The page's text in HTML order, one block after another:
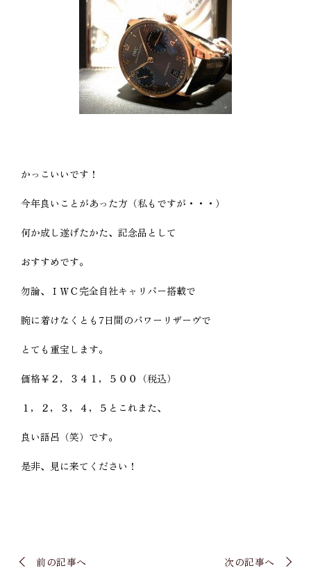
かっこいいです！
今年良いことがあった方（私もですが・・・）
何か成し遂げたかた、記念品として
おすすめです。
勿論、ＩＷＣ完全自社キャリバー搭載で
腕に着けなくとも7日間のパワーリザーヴで
とても重宝します。
価格￥２，３４１，５００（税込）
１，２，３，４，５とこれまた、
良い語呂（笑）です。
是非、見に来てください！
前の記事へ 次の記事へ